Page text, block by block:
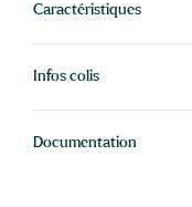
Caractéristiques
Infos colis
Documentation